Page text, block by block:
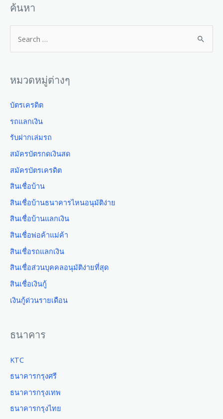
ค้นหา
หมวดหมู่ต่างๆ
บัตรเครดิต
รถแลกเงิน
รับฝากเล่มรถ
สมัครบัตรกดเงินสด
สมัครบัตรเครดิต
สินเชื่อบ้าน
สินเชื่อบ้านธนาคารไหนอนุมัติง่าย
สินเชื่อบ้านแลกเงิน
สินเชื่อพ่อค้าแม่ค้า
สินเชื่อรถแลกเงิน
สินเชื่อส่วนบุคคลอนุมัติง่ายที่สุด
สินเชื่อเงินกู้
เงินกู้ด่วนรายเดือน
ธนาคาร
KTC
ธนาคารกรุงศรี
ธนาคารกรุงเทพ
ธนาคารกรุงไทย